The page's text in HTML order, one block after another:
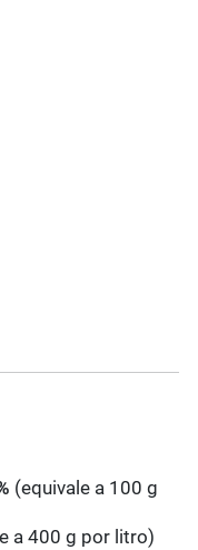
(equivale a 100 g
a 400 g por litro)